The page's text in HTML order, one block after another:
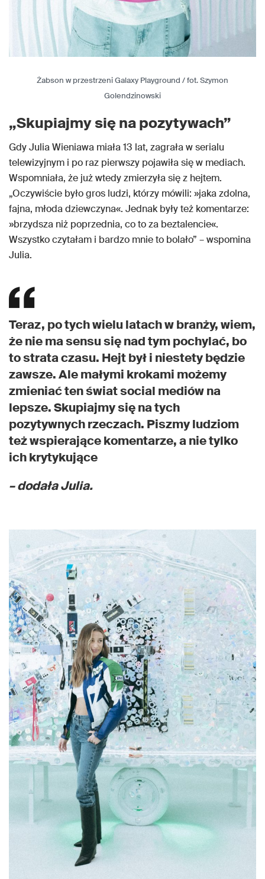
Żabson w przestrzeni Galaxy Playground / fot. Szymon
Golendzinowski
„Skupiajmy się na pozytywach”
Gdy Julia Wieniawa miała 13 lat, zagrała w serialu
telewizyjnym i po raz pierwszy pojawiła się w mediach.
Wspomniała, że już wtedy zmierzyła się z hejtem.
„Oczywiście było gros ludzi, którzy mówili: »jaka zdolna,
fajna, młoda dziewczyna«. Jednak były też komentarze:
»brzydsza niż poprzednia, co to za beztalencie«.
Wszystko czytałam i bardzo mnie to bolało” – wspomina
Julia.
Teraz, po tych wielu latach w branży, wiem,
że nie ma sensu się nad tym pochylać, bo
to strata czasu. Hejt był i niestety będzie
zawsze. Ale małymi krokami możemy
zmieniać ten świat social mediów na
lepsze. Skupiajmy się na tych
pozytywnych rzeczach. Piszmy ludziom
też wspierające komentarze, a nie tylko
ich krytykujące
– dodała Julia.